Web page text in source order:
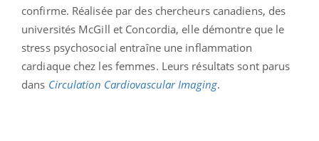
confirme. Réalisée par des chercheurs canadiens, des
universités McGill et Concordia, elle démontre que le
stress psychosocial entraîne une inflammation
cardiaque chez les femmes. Leurs résultats sont parus
dans Circulation Cardiovascular Imaging.